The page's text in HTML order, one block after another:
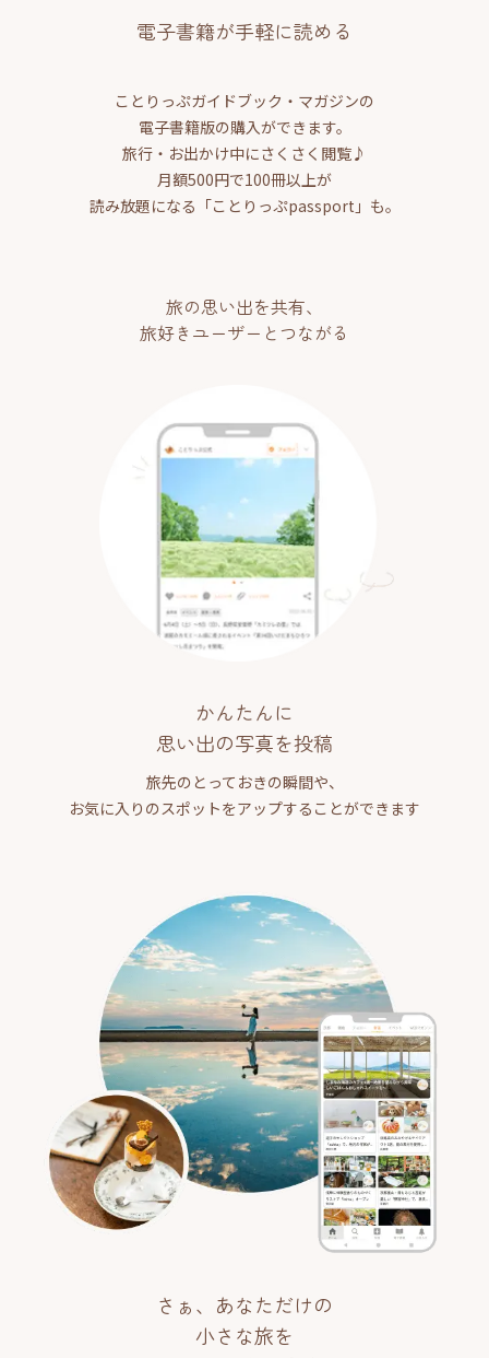
電子書籍が手軽に読める
ことりっぷガイドブック・マガジンの
電子書籍版の購入ができます。
旅行・お出かけ中にさくさく閲覧♪
月額500円で100冊以上が
読み放題になる「ことりっぷpassport」も。
旅の思い出を共有、
旅好きユーザーとつながる
かんたんに
思い出の写真を投稿
旅先のとっておきの瞬間や、
お気に入りのスポットをアップすることができます
さぁ、あなただけの
小さな旅を